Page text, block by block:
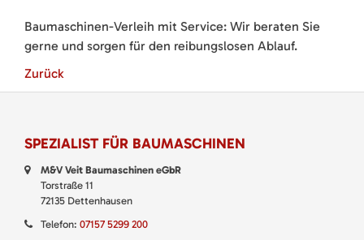
Baumaschinen-Verleih mit Service: Wir beraten Sie
gerne und sorgen für den reibungslosen Ablauf.
Zurück
SPEZIALIST FÜR BAUMASCHINEN
M&V Veit Baumaschinen eGbR
Torstraße 11
72135 Dettenhausen
Telefon: 07157 5299 200